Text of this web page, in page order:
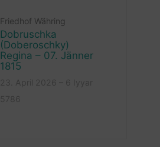
Friedhof Währing
Dobruschka
(Doberoschky)
Regina – 07. Jänner
1815